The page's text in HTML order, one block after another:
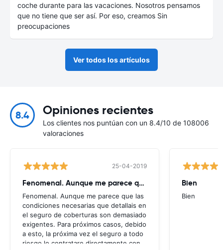
coche durante para las vacaciones. Nosotros pensamos
que no tiene que ser así. Por eso, creamos Sin
preocupaciones
Ver todos los artículos
8.4 Opiniones recientes
Los clientes nos puntúan con un 8.4/10 de 108006
valoraciones
25-04-2019
Fenomenal. Aunque me parece que
Fenomenal. Aunque me parece que las
condiciones necesarias que detallais en
el seguro de coberturas son demasiado
exigentes. Para próximos casos, debido
a esto, la próxima vez el seguro a todo
riesgo lo contratare directamente con
Bien
Bien